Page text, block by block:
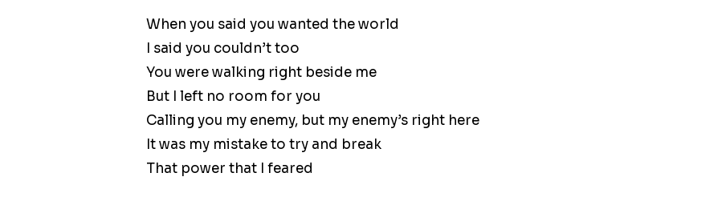
When you said you wanted the world
I said you couldn’t too
You were walking right beside me
But I left no room for you
Calling you my enemy, but my enemy’s right here
It was my mistake to try and break
That power that I feared